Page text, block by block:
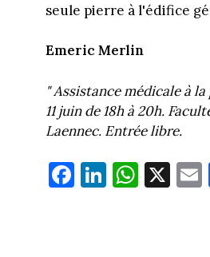
seule pierre à l'édifice
Emeric Merlin
" Assistance médicale à
11 juin de 18h à 20h.
Laennec. Entrée libre.
Fa
ce
Li
nk
W
ha
X